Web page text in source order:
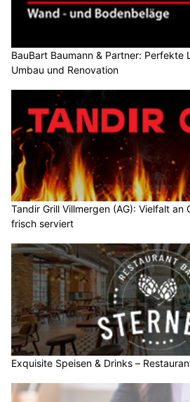
BauBart Baumann & Partner: Perfekte
Umbau und Renovation
Tandir Grill Villmergen (AG): Vielfalt
frisch serviert
Exquisite Speisen & Drinks –